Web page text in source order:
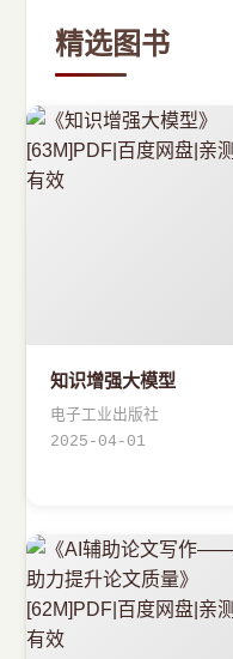
精选图书
知识增强大模型
电子工业出版社
2025-04-01